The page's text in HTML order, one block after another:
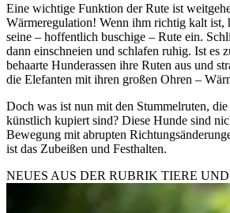
Eine wichtige Funktion der Rute ist
Wärmeregulation! Wenn ihm richtig kalt ist,
seine – hoffentlich buschige – Rute ein.
dann einschneien und schlafen ruhig. Ist es
behaarte Hunderassen ihre Ruten aus und
die Elefanten mit ihren großen Ohren –
Doch was ist nun mit den Stummelruten,
künstlich kupiert sind? Diese Hunde sind
Bewegung mit abrupten
ist das Zubeißen und Festhalten.
NEUES AUS DER RUBRIK TIERE